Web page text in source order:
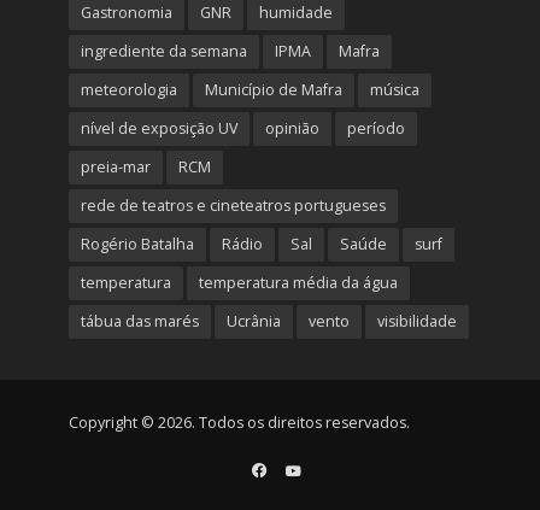
Gastronomia
GNR
humidade
ingrediente da semana
IPMA
Mafra
meteorologia
Município de Mafra
música
nível de exposição UV
opinião
período
preia-mar
RCM
rede de teatros e cineteatros portugueses
Rogério Batalha
Rádio Sal Saúde
surf
temperatura
temperatura média da água
tábua das marés
Ucrânia vento visibilidade
Copyright © 2026. Todos os direitos reservados.